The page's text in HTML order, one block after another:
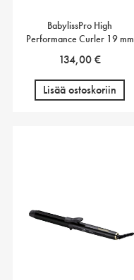
BabylissPro High
Performance Curler 19 mm
134,00€
Lisää ostoskoriin